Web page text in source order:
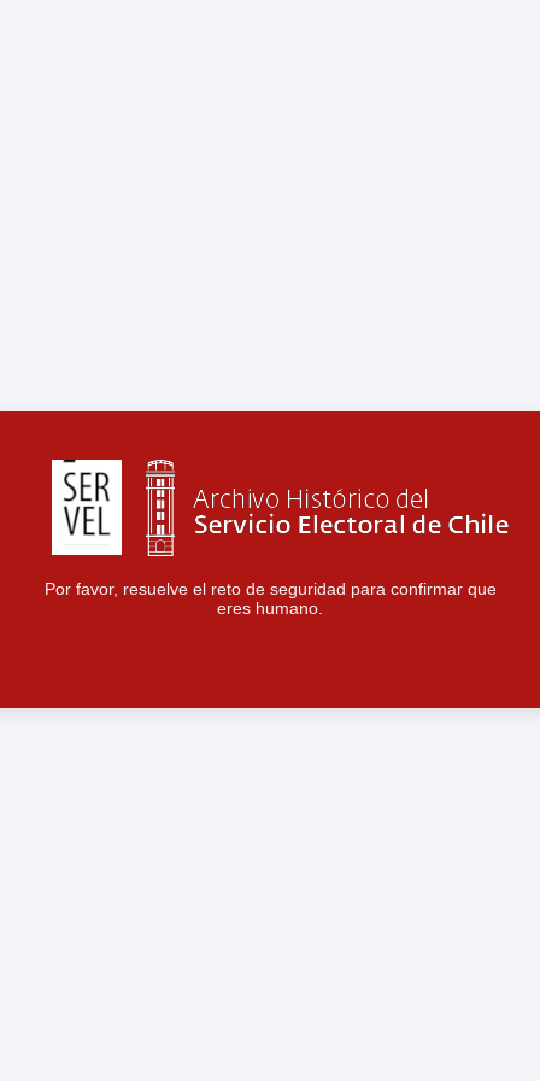
Por favor, resuelve el reto de seguridad para confirmar que
eres humano.